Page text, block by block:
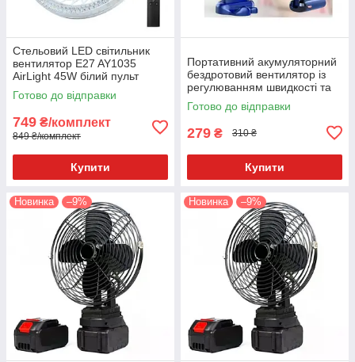
Стельовий LED світильник
вентилятор E27 AY1035
AirLight 45W білий пульт
Готово до відправки
749 ₴/комплект
849 ₴/комплект
Купити
Портативний акумуляторний
бездротовий вентилятор із
регулюванням швидкості та
дисплеєм AIN-15
Готово до відправки
279 ₴ 310 ₴
Купити
Новинка –9% Новинка –9%